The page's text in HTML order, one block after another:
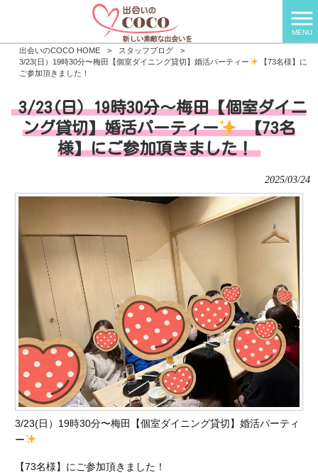
MENU
出会いのCOCO HOME > スタッフブログ
>
3/23(日）19時30分〜梅田【個室ダイニング貸切】婚活パーティー
【73名様】に
ご参加頂きました！
3/23(日）19時30分〜梅田【個室ダイニ
ング貸切】婚活パーティー
【73名
様】にご参加頂きました！
2025/03/24
3/23(日）19時30分〜梅田【個室ダイニング貸切】婚活パーティ
ー
【73名様】にご参加頂きました！